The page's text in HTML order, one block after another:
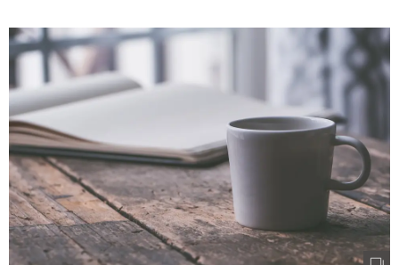
むぎくらについて
ニュース ブログ
イベント
オーナー様Q&A